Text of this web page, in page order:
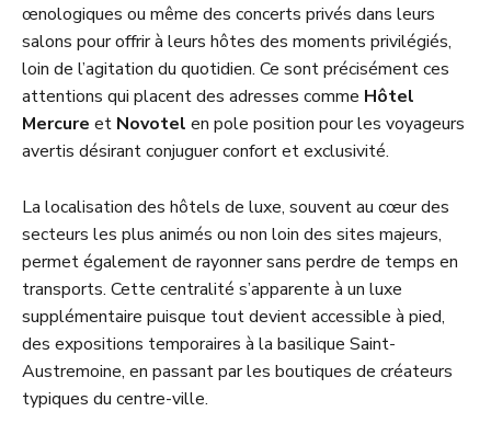
œnologiques ou même des concerts privés dans leurs
salons pour offrir à leurs hôtes des moments privilégiés,
loin de l’agitation du quotidien. Ce sont précisément ces
attentions qui placent des adresses comme Hôtel
Mercure et Novotel en pole position pour les voyageurs
avertis désirant conjuguer confort et exclusivité.
La localisation des hôtels de luxe, souvent au cœur des
secteurs les plus animés ou non loin des sites majeurs,
permet également de rayonner sans perdre de temps en
transports. Cette centralité s’apparente à un luxe
supplémentaire puisque tout devient accessible à pied,
des expositions temporaires à la basilique Saint-
Austremoine, en passant par les boutiques de créateurs
typiques du centre-ville.